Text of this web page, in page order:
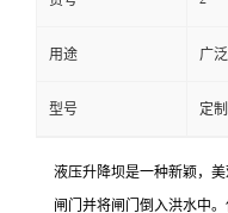
用途 广泛
型号 定制
液压升降坝是一种新颖，
闸门并将闸门倒入洪水中